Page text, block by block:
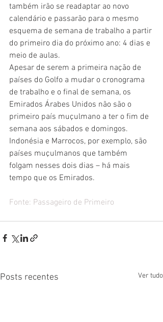
também irão se readaptar ao novo
calendário e passarão para o mesmo
esquema de semana de trabalho a partir
do primeiro dia do próximo ano: 4 dias e
meio de aulas.
Apesar de serem a primeira nação de
países do Golfo a mudar o cronograma
de trabalho e o final de semana, os
Emirados Árabes Unidos não são o
primeiro país muçulmano a ter o fim de
semana aos sábados e domingos.
Indonésia e Marrocos, por exemplo, são
países muçulmanos que também
folgam nesses dois dias – há mais
tempo que os Emirados.
Fonte: Passageiro de Primeiro
Posts recentes Ver tudo